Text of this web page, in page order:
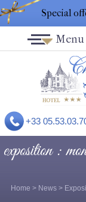
Special
+33
Menu
exposition :
Home > News>